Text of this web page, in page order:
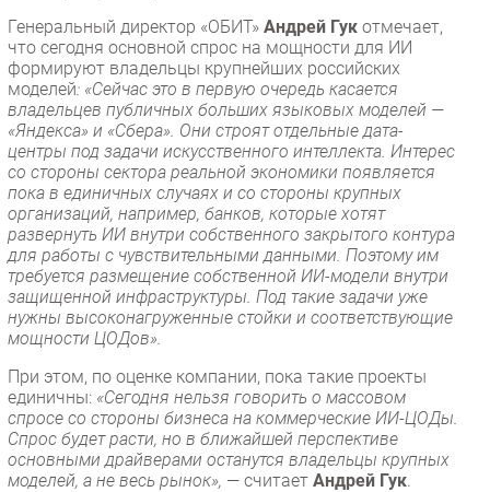
Генеральный директор «ОБИТ» Андрей Гук отмечает,
что сегодня основной спрос на мощности для ИИ
формируют владельцы крупнейших российских
моделей: «Сейчас это в первую очередь касается
владельцев публичных больших языковых моделей —
«Яндекса» и «Сбера». Они строят отдельные дата-
центры под задачи искусственного интеллекта. Интерес
со стороны сектора реальной экономики появляется
пока в единичных случаях и со стороны крупных
организаций, например, банков, которые хотят
развернуть ИИ внутри собственного закрытого контура
для работы с чувствительными данными. Поэтому им
требуется размещение собственной ИИ-модели внутри
защищенной инфраструктуры. Под такие задачи уже
нужны высоконагруженные стойки и соответствующие
мощности ЦОДов».
При этом, по оценке компании, пока такие проекты
единичны: «Сегодня нельзя говорить о массовом
спросе со стороны бизнеса на коммерческие ИИ-ЦОДы.
Спрос будет расти, но в ближайшей перспективе
основными драйверами останутся владельцы крупных
моделей, а не весь рынок», — считает Андрей Гук